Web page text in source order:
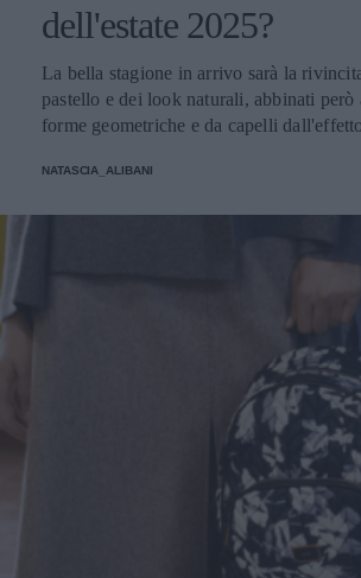
dell'estate 2025?
La bella stagione in arrivo sarà la
pastello e dei look naturali, abbinati però
forme geometriche e da capelli
NATASCIA_ALIBANI